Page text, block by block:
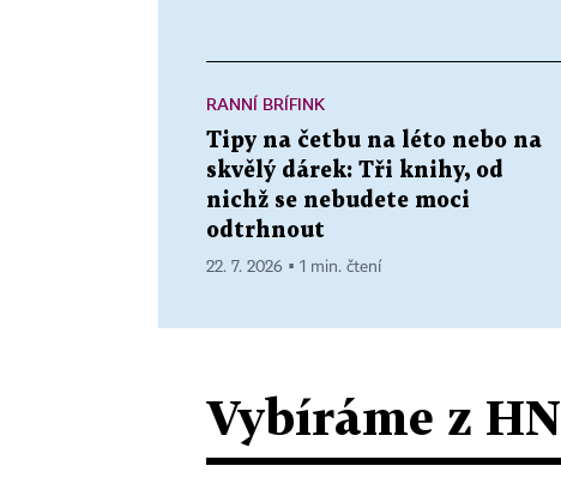
RANNÍ BRÍFINK
Tipy na četbu na léto nebo na
skvělý dárek: Tři knihy, od
nichž se nebudete moci
odtrhnout
22. 7. 2026 ▪ 1 min. čtení
Vybíráme z HN